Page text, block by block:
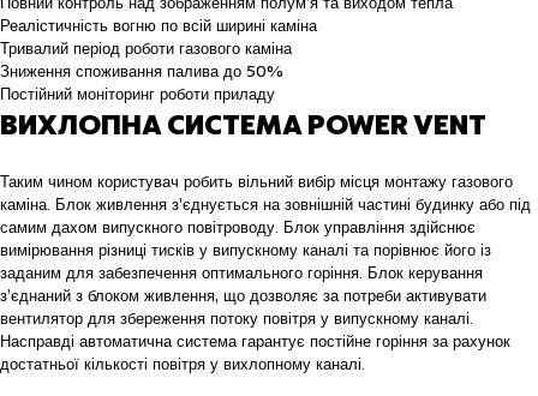
Повний контроль над зображенням полум’я та виходом тепла
Реалістичність вогню по всій ширині каміна
Тривалий період роботи газового каміна
Зниження споживання палива до 50%
Постійний моніторинг роботи приладу
ВИХЛОПНА СИСТЕМА POWER VENT
Таким чином користувач робить вільний вибір місця монтажу газового
каміна. Блок живлення з’єднується на зовнішній частині будинку або під
самим дахом випускного повітроводу. Блок управління здійснює
вимірювання різниці тисків у випускному каналі та порівнює його із
заданим для забезпечення оптимального горіння. Блок керування
з’єднаний з блоком живлення, що дозволяє за потреби активувати
вентилятор для збереження потоку повітря у випускному каналі.
Насправді автоматична система гарантує постійне горіння за рахунок
достатньої кількості повітря у вихлопному каналі.